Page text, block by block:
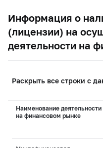
Информация о
(лицензии) на
деятельности на
Раскрыть все строки с
Наименование деятельности
на финансовом рынке